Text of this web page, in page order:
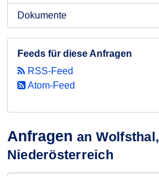
Anfragen an Wolfsthal,
Niederösterreich
Dokumente
Feeds für diese Anfragen
RSS-Feed
Atom-Feed